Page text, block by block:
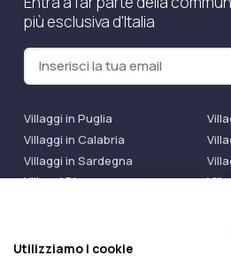
più esclusiva d'Italia
Villaggi in Puglia
Villaggi in Calabria
Villaggi in Sardegna
Villaggi Bluserena
Utilizziamo i cookie